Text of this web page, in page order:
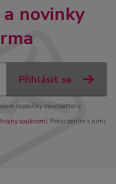
novinky
Přihlásit se
rozesílky newsletteru.
soukromí. Potvrzením s nimi